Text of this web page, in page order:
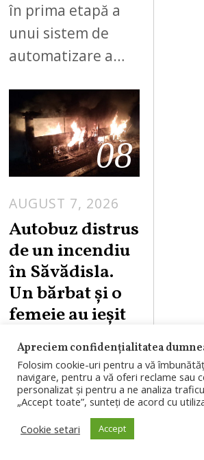
în prima etapă a
unui sistem de
automatizare a…
08
AUGUST 7, 2026
Autobuz distrus
de un incendiu
în Săvădisla.
Un bărbat și o
femeie au ieșit
la timp
Un autobuz a fost
distrus complet de
un incendiu
izbucnit în
Apreciem confidențialitatea
Folosim cookie-uri pentru a vă
navigare, pentru a vă oferi reclame sau
personalizat și pentru a ne analiza
„Accept toate”, sunteți de acord cu
Cookie setari
Accept